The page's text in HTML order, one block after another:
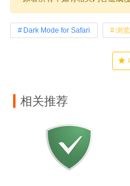
Dark Mode for Safari 浏
相关推荐